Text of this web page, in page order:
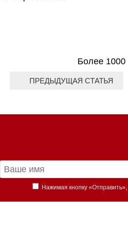
Более 1000
ПРЕДЫДУЩАЯ СТАТЬЯ
Нажимая кнопку